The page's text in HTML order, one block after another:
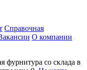
Справочная
О компании
фурнитура со склада в